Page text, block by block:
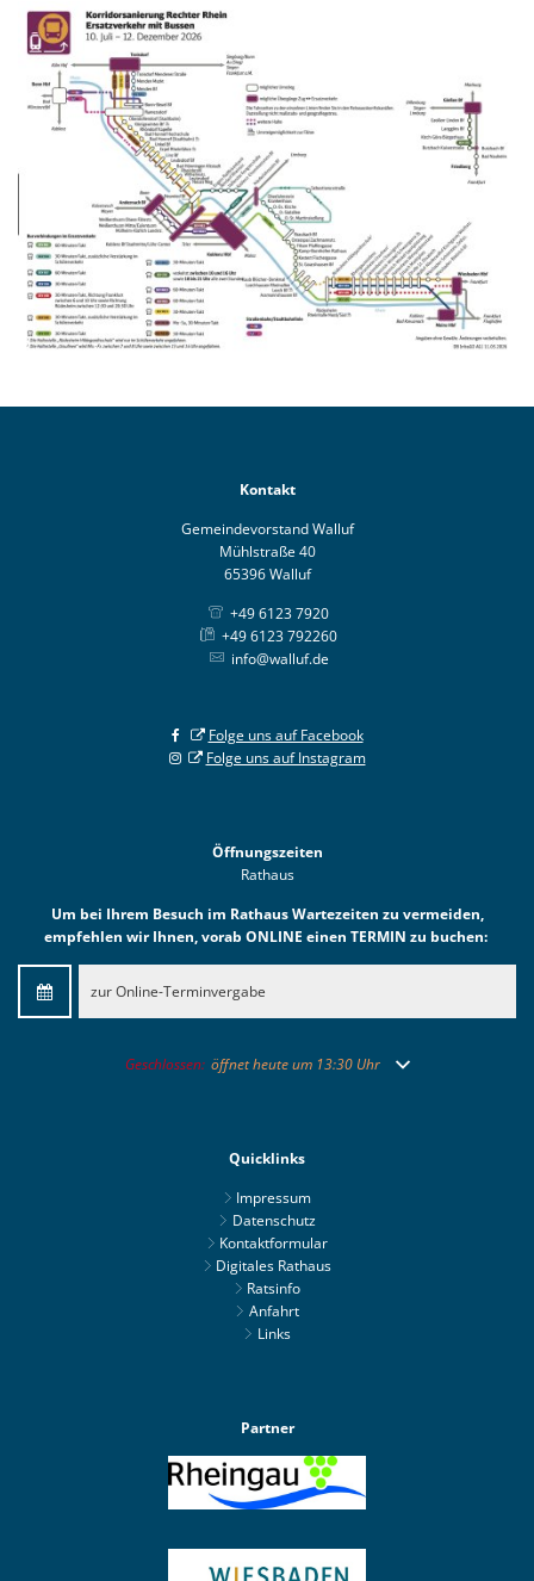
Kontakt
Gemeindevorstand Walluf
Mühlstraße 40
65396 Walluf
+49 6123 7920
+49 6123 792260
info@walluf.de
Folge uns auf Facebook
Folge uns auf Instagram
Öffnungszeiten
Rathaus
Um bei Ihrem Besuch im Rathaus Wartezeiten zu vermeiden,
empfehlen wir Ihnen, vorab ONLINE einen TERMIN zu buchen:
zur Online-Terminvergabe
Klicken, um weitere Öffnungs- oder Schließzeiten
Geschlossen: öffnet heute um 13:30 Uhr
Quicklinks
Impressum
Datenschutz
Kontaktformular
Digitales Rathaus
Ratsinfo
Anfahrt
Links
Partner